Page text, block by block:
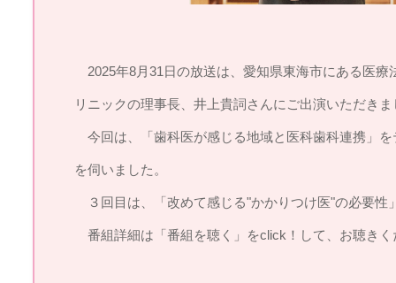
2025年8月31日の放送は、愛知県東海市にある医療
リニックの理事長、井上貴詞さんにご出演いただきま
今回は、「歯科医が感じる地域と医科歯科連携」
を伺いました。
３回目は、「改めて感じる"かかりつけ医"の必要性
番組詳細は「番組を聴く」をclick！して、お聴きく